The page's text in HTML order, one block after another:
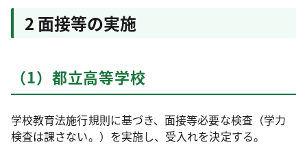
2 面接等の実施
（1）都立高等学校
学校教育法施行規則に基づき、面接等必要な検査（学力
検査は課さない。）を実施し、受入れを決定する。